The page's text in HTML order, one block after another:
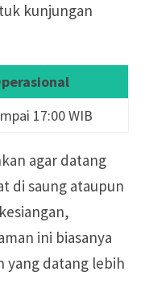
kunjungan
17:00 WIB
agar datang
di saung ataupun
ini biasanya
yang datang lebih